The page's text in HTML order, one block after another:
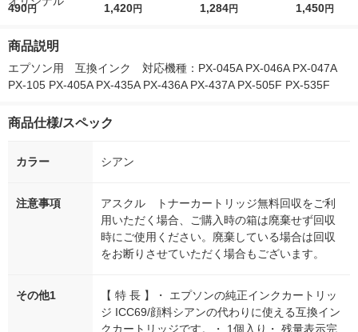
r（ロハコウォータ
シ） オリジナル
490円
レス 500ml 1箱（24
1,420円
ウ） by BLACK無糖 5
1,284円
r 410ml 1箱（
1,450円
商品説明
エプソン用　互換インク　対応機種：PX-045A PX-046A PX-047A
PX-105 PX-405A PX-435A PX-436A PX-437A PX-505F PX-535F
商品仕様/スペック
カラー シアン
注意事項
アスクル トナーカートリッジ無料回収をご利
用いただく場合、ご購入時の箱は廃棄せず回収
時にご使用ください。廃棄している場合は回収
をお断りさせていただく場合もございます。
その他1
【 特 長 】・ エプソンの純正インクカートリッ
ジ ICC69/顔料シアンの代わりに使える互換イン
クカートリッジです。・ 1個入り・ 残量表示完